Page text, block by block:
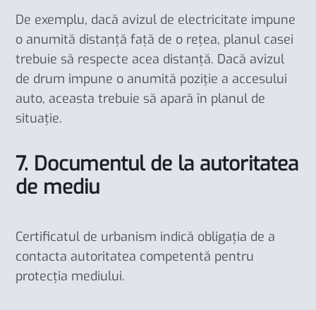
De exemplu, dacă avizul de electricitate impune
o anumită distanță față de o rețea, planul casei
trebuie să respecte acea distanță. Dacă avizul
de drum impune o anumită poziție a accesului
auto, aceasta trebuie să apară în planul de
situație.
7. Documentul de la autoritatea
de mediu
Certificatul de urbanism indică obligația de a
contacta autoritatea competentă pentru
protecția mediului.